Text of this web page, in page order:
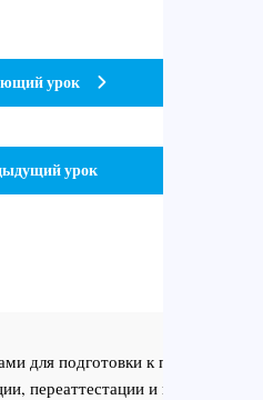
урок
урок
для подготовки к первичной
переаттестации и повышения